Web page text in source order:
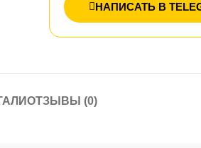
НАПИСАТЬ В
ОТЗЫВЫ (0)